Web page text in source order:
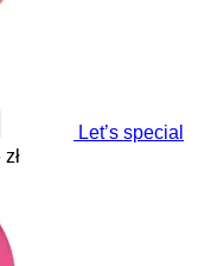
Let’s special